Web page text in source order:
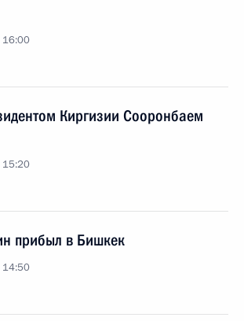
16:00
Киргизии Сооронбаем
15:20
прибыл в Бишкек
14:50